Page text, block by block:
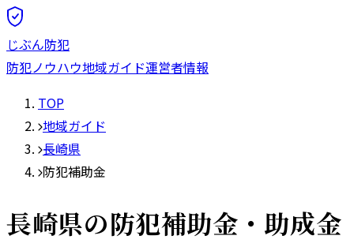
じぶん防犯
防犯ノウハウ地域ガイド運営者情報
TOP
地域ガイド
長崎県
防犯補助金
長崎県の防犯補助金・助成金